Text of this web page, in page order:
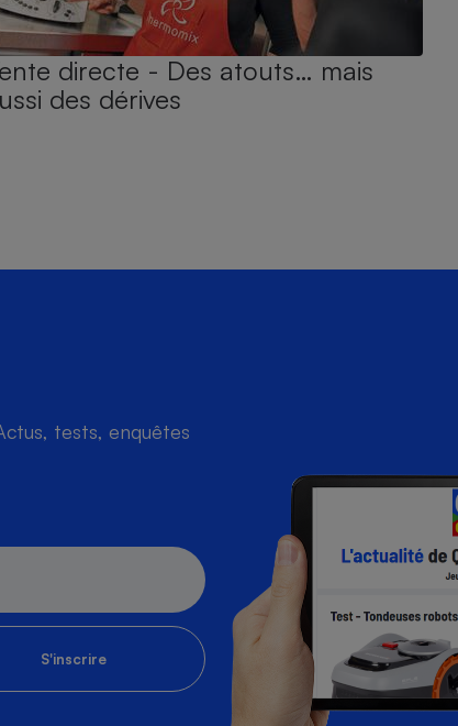
directe - Des atouts… mais
des dérives
tests, enquêtes
S'inscrire